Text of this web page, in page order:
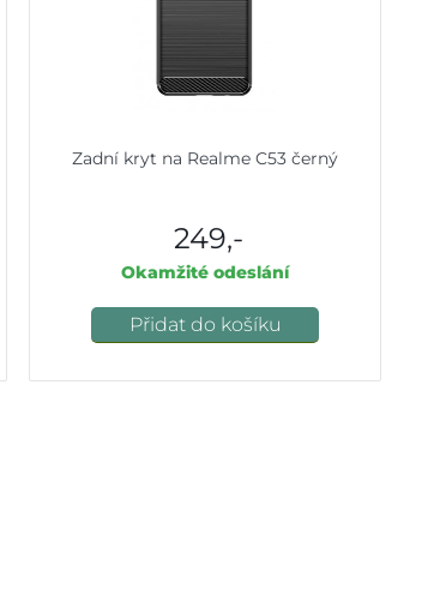
Zadní kryt na Realme C53 černý
249,-
Okamžité odeslání
Přidat do košíku